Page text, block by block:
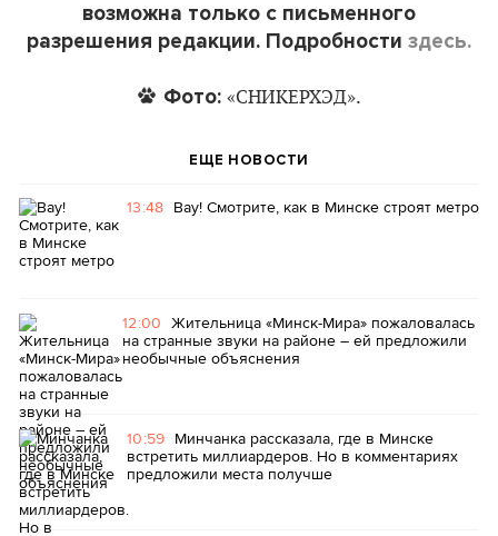
возможна только с письменного
разрешения редакции. Подробности здесь.
Фото: «СНИКЕРХЭД».
ЕЩЕ НОВОСТИ
13:48 Вау! Смотрите, как в Минске строят метро
12:00 Жительница «Минск-Мира» пожаловалась
на странные звуки на районе – ей предложили
необычные объяснения
10:59 Минчанка рассказала, где в Минске
встретить миллиардеров. Но в комментариях
предложили места получше